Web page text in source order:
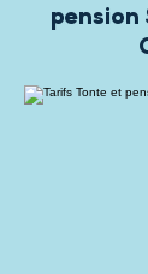
pension